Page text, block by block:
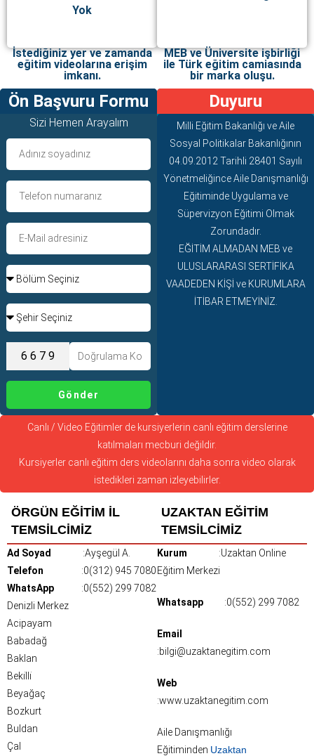
Yok
İstediğiniz yer ve zamanda
eğitim videolarına erişim
imkanı.
MEB ve Üniversite işbirliği
ile Türk eğitim camiasında
bir marka oluşu.
Ön Başvuru Formu
Sizi Hemen Arayalım
Gönder
Duyuru
Milli Eğitim Bakanlığı ve Aile
Sosyal Politikalar Bakanlığının
04.09.2012 Tarihli 28401 Sayılı
Yönetmeliğince Aile Danışmanlığı
Eğitiminde Uygulama ve
Süpervizyon Eğitimi Olmak
Zorundadır.
EĞİTİM ALMADAN MEB ve
ULUSLARARASI SERTİFİKA
VAADEDEN KİŞİ ve KURUMLARA
İTİBAR ETMEYİNİZ.
Canlı / Video Eğitimler de kursiyerlerin canlı eğitim derslerine
katılmaları mecburi değildir.
Kursiyerler canlı eğitim ders videolarını daha sonra video olarak
istedikleri zaman izleyebilirler.
ÖRGÜN EĞİTİM İL
TEMSİLCİMİZ
Ad Soyad
:Ayşegül A.
Telefon :0(312) 945 7080
WhatsApp
:0(552) 299 7082
Denizli Merkez
Acipayam
Babadağ
Baklan
Beki̇lli̇
Beyağaç
Bozkurt
Buldan
Çal
UZAKTAN EĞİTİM
TEMSİLCİMİZ
Kurum
:Uzaktan Online
Eğitim Merkezi
Whatsapp :0(552) 299 7082
Email
:bilgi@uzaktanegitim.com
Web
:www.uzaktanegitim.com
Aile Danışmanlığı
Eğitiminden Uzaktan